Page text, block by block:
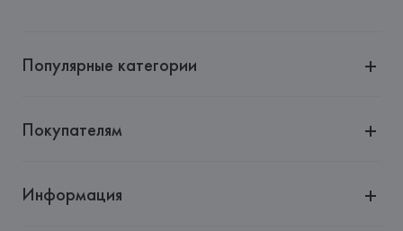
(Barcelona),
Популярные категории
Покупателям
Информация